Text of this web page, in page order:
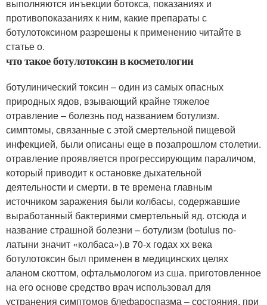
выполняются инъекции ботокса, показаниях и
противопоказаниях к ним, какие препараты с
ботулотоксином разрешены к применению читайте в
статье о.
что такое ботулотоксин в косметологии
ботулинический токсин – один из самых опасных
природных ядов, взывающий крайне тяжелое
отравление – болезнь под названием ботулизм.
симптомы, связанные с этой смертельной пищевой
инфекцией, были описаны еще в позапрошлом столетии.
отравление проявляется прогрессирующим параличом,
который приводит к остановке дыхательной
деятельности и смерти. в те времена главным
источником заражения были колбасы, содержавшие
выработанный бактериями смертельный яд. отсюда и
название страшной болезни – ботулизм (botulus по-
латыни значит «колбаса»).в 70-х годах хх века
ботулотоксин был применен в медицинских целях
аланом скоттом, офтальмологом из сша. приготовленное
на его основе средство врач использовал для
устранения симптомов блефароспазма – состояния, при